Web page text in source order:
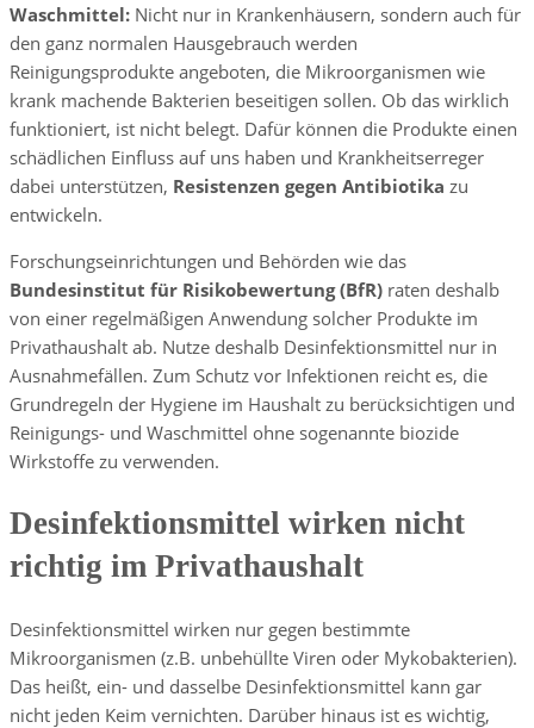
Waschmittel: Nicht nur in Krankenhäusern, sondern auch für
den ganz normalen Hausgebrauch werden
Reinigungsprodukte angeboten, die Mikroorganismen wie
krank machende Bakterien beseitigen sollen. Ob das wirklich
funktioniert, ist nicht belegt. Dafür können die Produkte einen
schädlichen Einfluss auf uns haben und Krankheitserreger
dabei unterstützen, Resistenzen gegen Antibiotika zu
entwickeln.
Forschungseinrichtungen und Behörden wie das
Bundesinstitut für Risikobewertung (BfR) raten deshalb
von einer regelmäßigen Anwendung solcher Produkte im
Privathaushalt ab. Nutze deshalb Desinfektionsmittel nur in
Ausnahmefällen. Zum Schutz vor Infektionen reicht es, die
Grundregeln der Hygiene im Haushalt zu berücksichtigen und
Reinigungs- und Waschmittel ohne sogenannte biozide
Wirkstoffe zu verwenden.
Desinfektionsmittel wirken nicht
richtig im Privathaushalt
Desinfektionsmittel wirken nur gegen bestimmte
Mikroorganismen (z.B. unbehüllte Viren oder Mykobakterien).
Das heißt, ein- und dasselbe Desinfektionsmittel kann gar
nicht jeden Keim vernichten. Darüber hinaus ist es wichtig,